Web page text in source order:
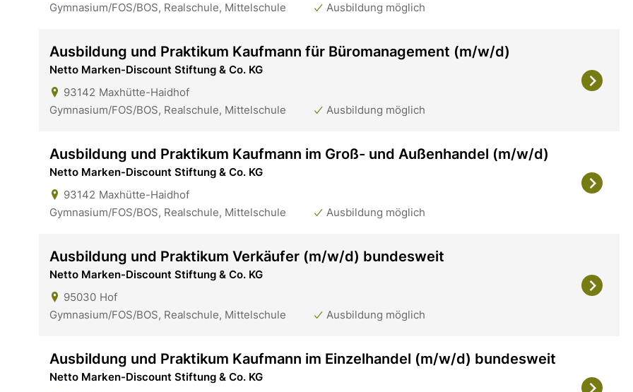
Gymnasium/FOS/BOS, Realschule, Mittelschule
Ausbildung möglich
Ausbildung und Praktikum Kaufmann für Büromanagement (m/w/d)
Netto Marken-Discount Stiftung & Co. KG
93142 Maxhütte-Haidhof
Gymnasium/FOS/BOS, Realschule, Mittelschule
Ausbildung möglich
Ausbildung und Praktikum Kaufmann im Groß- und Außenhandel (m/w/d)
Netto Marken-Discount Stiftung & Co. KG
93142 Maxhütte-Haidhof
Gymnasium/FOS/BOS, Realschule, Mittelschule
Ausbildung möglich
Ausbildung und Praktikum Verkäufer (m/w/d) bundesweit
Netto Marken-Discount Stiftung & Co. KG
95030 Hof
Gymnasium/FOS/BOS, Realschule, Mittelschule
Ausbildung möglich
Ausbildung und Praktikum Kaufmann im Einzelhandel (m/w/d) bundesweit
Netto Marken-Discount Stiftung & Co. KG